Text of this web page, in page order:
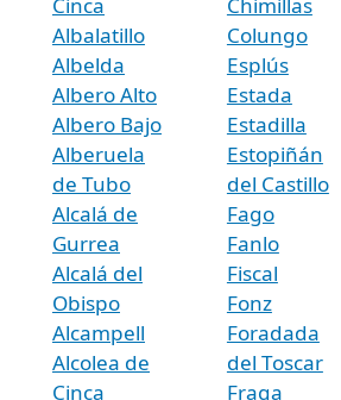
Albalatillo
Albelda
Albero Alto
Albero Bajo
Alberuela
de Tubo
Alcalá de
Gurrea
Alcalá del
Obispo
Alcampell
Alcolea de
Cinca
Colungo
Esplús
Estada
Estadilla
Estopiñán
del Castillo
Fago
Fanlo
Fiscal
Fonz
Foradada
del Toscar
Fraga